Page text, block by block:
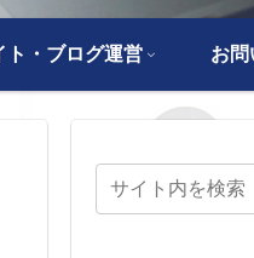
ト・ブログ運営 お問